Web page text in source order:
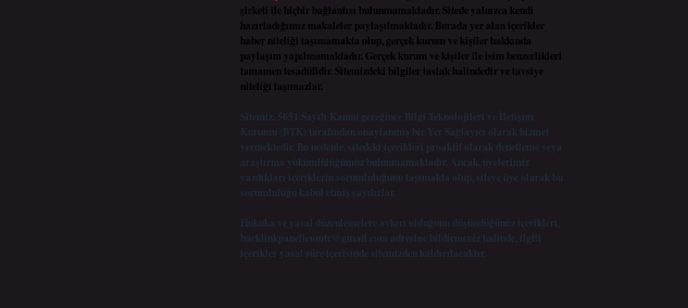
şirketi ile hiçbir bağlantısı bulunmamaktadır. Sitede yalnızca kendi
hazırladığımız makaleler paylaşılmaktadır. Burada yer alan içerikler
haber niteliği taşımamakta olup, gerçek kurum ve kişiler hakkında
paylaşım yapılmamaktadır. Gerçek kurum ve kişiler ile isim benzerlikleri
tamamen tesadüfidir. Sitemizdeki bilgiler taslak halindedir ve tavsiye
niteliği taşımazlar.
Sitemiz, 5651 Sayılı Kanun gereğince Bilgi Teknolojileri ve İletişim
Kurumu (BTK) tarafından onaylanmış bir Yer Sağlayıcı olarak hizmet
vermektedir. Bu nedenle, sitedeki içerikleri proaktif olarak denetleme veya
araştırma yükümlülüğümüz bulunmamaktadır. Ancak, üyelerimiz
yazdıkları içeriklerin sorumluluğunu taşımakta olup, siteye üye olarak bu
sorumluluğu kabul etmiş sayılırlar.
Hukuka ve yasal düzenlemelere aykırı olduğunu düşündüğünüz içerikleri,
backlinkpanelicomtr@gmail.com adresine bildirmeniz halinde, ilgili
içerikler yasal süre içerisinde sitemizden kaldırılacaktır.